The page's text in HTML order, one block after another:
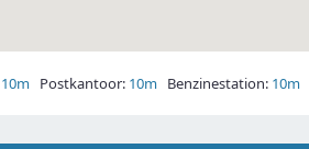
10m Postkantoor: 10m Benzinestation: 10m